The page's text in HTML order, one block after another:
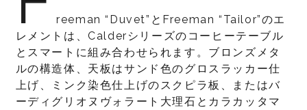
reeman “Duvet”とFreeman “Tailor”のエ
レメントは、Calderシリーズのコーヒーテーブル
とスマートに組み合わせられます。ブロンズメタ
ルの構造体、天板はサンド色のグロスラッカー仕
上げ、ミンク染色仕上げのスクピラ板、またはバ
ーディグリオヌヴォラート大理石とカラカッタマ